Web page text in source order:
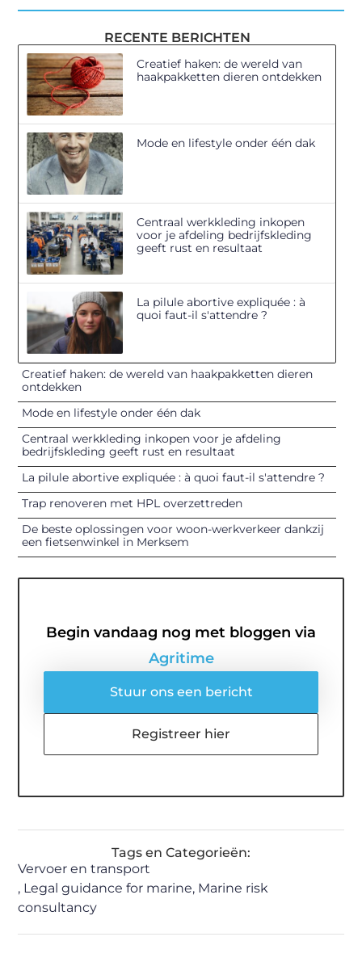
RECENTE BERICHTEN
Creatief haken: de wereld van
haakpakketten dieren ontdekken
Mode en lifestyle onder één dak
Centraal werkkleding inkopen
voor je afdeling bedrijfskleding
geeft rust en resultaat
La pilule abortive expliquée : à
quoi faut-il s'attendre ?
Creatief haken: de wereld van haakpakketten dieren
ontdekken
Mode en lifestyle onder één dak
Centraal werkkleding inkopen voor je afdeling
bedrijfskleding geeft rust en resultaat
La pilule abortive expliquée : à quoi faut-il s'attendre ?
Trap renoveren met HPL overzettreden
De beste oplossingen voor woon-werkverkeer dankzij
een fietsenwinkel in Merksem
Begin vandaag nog met bloggen via
Agritime
Stuur ons een bericht
Registreer hier
Tags en Categorieën:
Vervoer en transport
, Legal guidance for marine, Marine risk
consultancy